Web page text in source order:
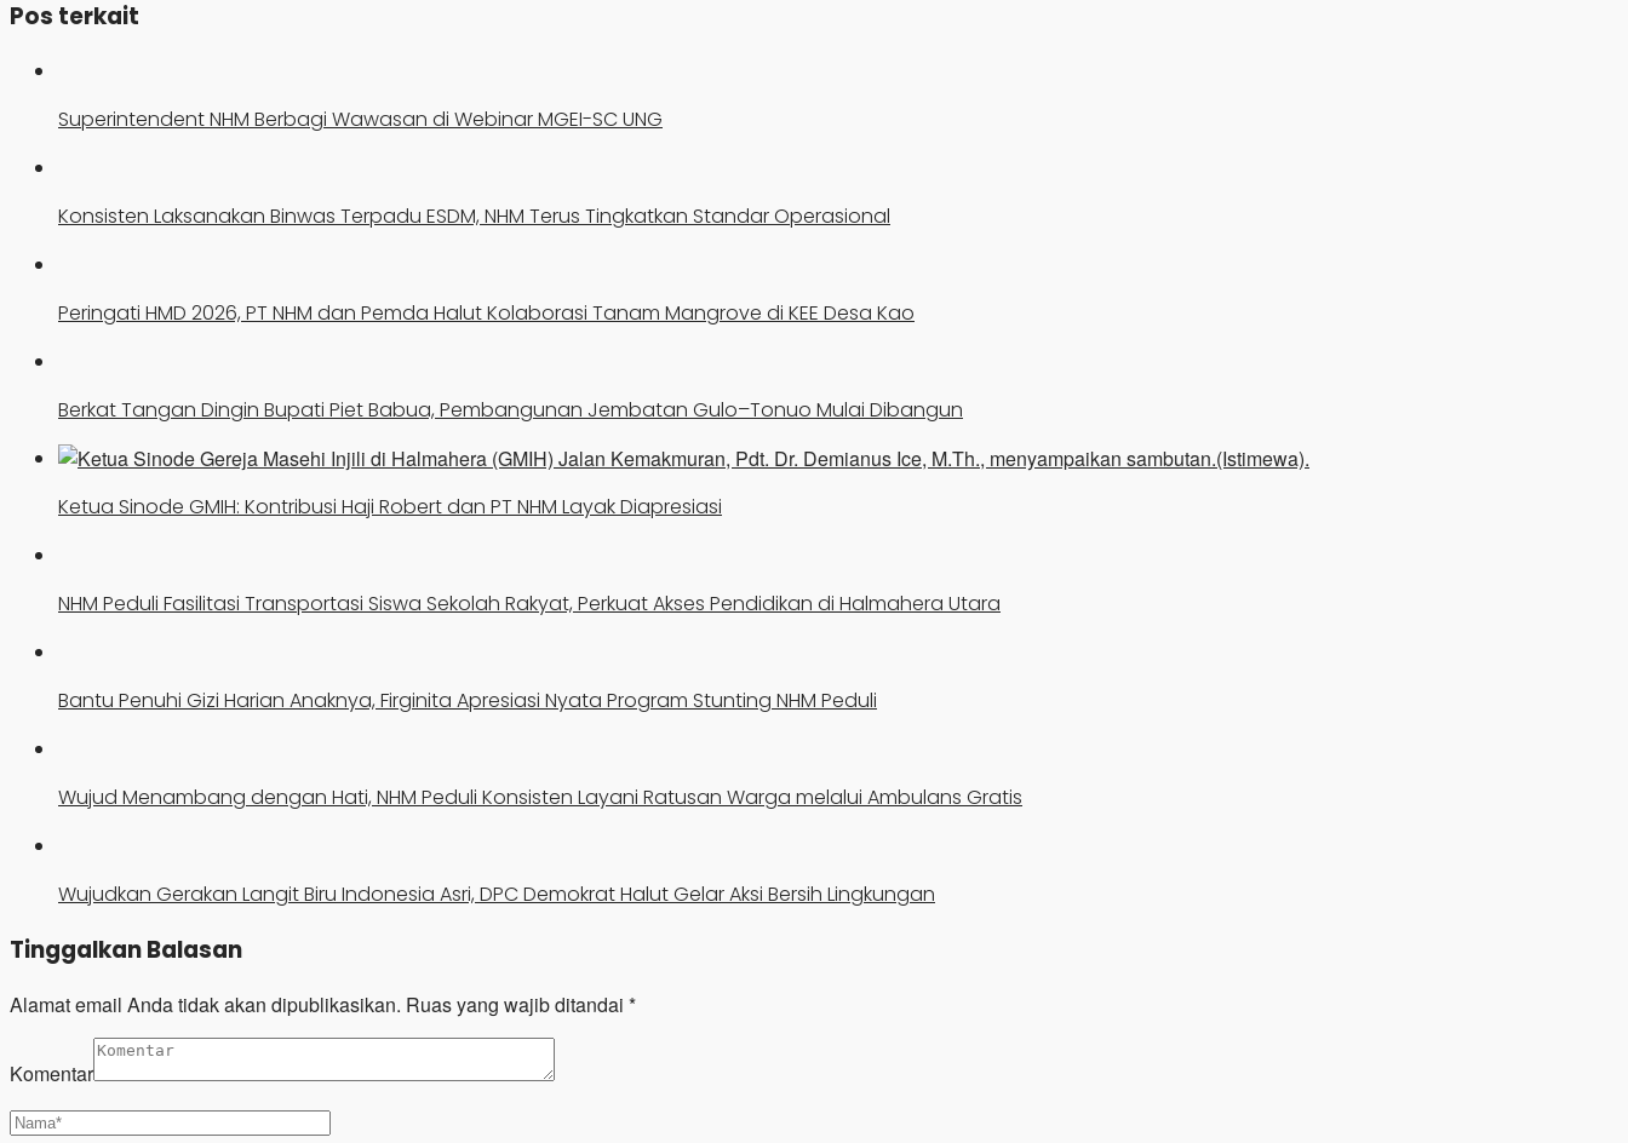
Pos terkait
Superintendent NHM Berbagi Wawasan di Webinar MGEI-SC UNG
Konsisten Laksanakan Binwas Terpadu ESDM, NHM Terus Tingkatkan Standar Operasional
Peringati HMD 2026, PT NHM dan Pemda Halut Kolaborasi Tanam Mangrove di KEE Desa Kao
Berkat Tangan Dingin Bupati Piet Babua, Pembangunan Jembatan Gulo–Tonuo Mulai Dibangun
Ketua Sinode GMIH: Kontribusi Haji Robert dan PT NHM Layak Diapresiasi
NHM Peduli Fasilitasi Transportasi Siswa Sekolah Rakyat, Perkuat Akses Pendidikan di Halmahera Utara
Bantu Penuhi Gizi Harian Anaknya, Firginita Apresiasi Nyata Program Stunting NHM Peduli
Wujud Menambang dengan Hati, NHM Peduli Konsisten Layani Ratusan Warga melalui Ambulans Gratis
Wujudkan Gerakan Langit Biru Indonesia Asri, DPC Demokrat Halut Gelar Aksi Bersih Lingkungan
Tinggalkan Balasan
Alamat email Anda tidak akan dipublikasikan. Ruas yang wajib ditandai *
Komentar